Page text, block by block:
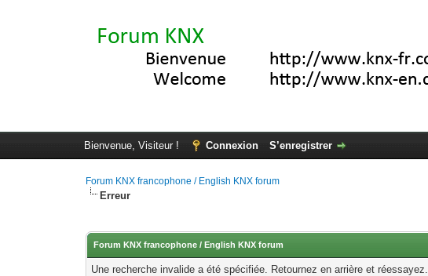
Bienvenue, Visiteur ! Connexion S’enregistrer
Forum KNX francophone / English KNX forum
Erreur
Forum KNX francophone / English KNX forum
Une recherche invalide a été spécifiée. Retournez en arrière et réessayez.